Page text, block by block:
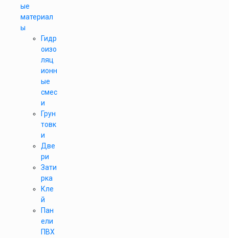
ые
материал
ы
Гидр
оизо
ляц
ионн
ые
смес
и
Грун
товк
и
Две
ри
Зати
рка
Кле
й
Пан
ели
ПВХ